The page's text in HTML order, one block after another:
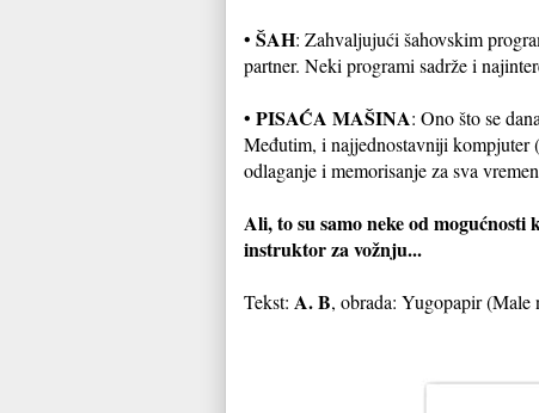
• ŠAH: Zahvaljujući šahovskim
partner. Neki programi sadrže i
• PISAĆA MAŠINA: Ono što se
Međutim, i najjednostavniji kompjuter
odlaganje i memorisanje za sva
Ali, to su samo neke od
instruktor za vožnju...
Tekst: A. B, obrada: Yugopapir (Male